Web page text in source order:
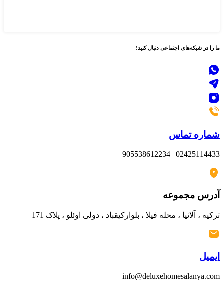
ما را در شبکه‌های اجتماعی دنبال کنید!
شماره تماس
02425114433 | 905538612234
آدرس مجموعه
ترکیه ، آلانیا ، محله فیلا ، بلوارکیقباد ، دولی اوئلو ، پلاک 171
ایمیل
info@deluxehomesalanya.com